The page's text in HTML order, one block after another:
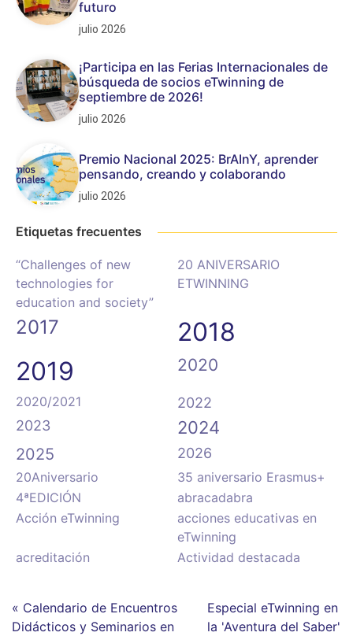
futuro
julio 2026
¡Participa en las Ferias Internacionales de
búsqueda de socios eTwinning de
septiembre de 2026!
julio 2026
Premio Nacional 2025: BrAInY, aprender
pensando, creando y colaborando
julio 2026
Etiquetas frecuentes
“Challenges of new
technologies for
education and society”
20 ANIVERSARIO
ETWINNING
2017
2018
2019
2020
2020/2021
2022
2023
2024
2025 2026
20Aniversario
35 aniversario Erasmus+
4ªEDICIÓN
abracadabra
Acción eTwinning
acciones educativas en
eTwinning
acreditación
Actividad destacada
« Calendario de Encuentros
Didácticos y Seminarios en
Especial eTwinning en
la 'Aventura del Saber'